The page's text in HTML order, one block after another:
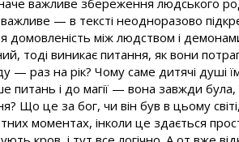
— в тексті неодноразово
між людством і
тоді виникає питання, як вони
— раз на рік? Чому саме дитячі душі їм
питань і до магії — вона завжди була,
це за бог, чи він був в цьому світі,
моментах, інколи це здається